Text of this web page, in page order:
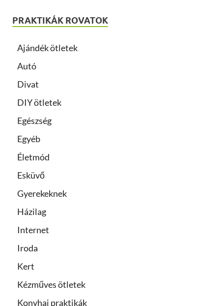
PRAKTIKÁK ROVATOK
Ajándék ötletek
Autó
Divat
DIY ötletek
Egészség
Egyéb
Életmód
Esküvő
Gyerekeknek
Házilag
Internet
Iroda
Kert
Kézműves ötletek
Konyhai praktikák